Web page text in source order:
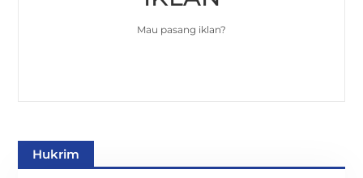
Mau pasang iklan?
Hukrim